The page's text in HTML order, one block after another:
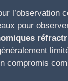
l’observation
pour
compromis